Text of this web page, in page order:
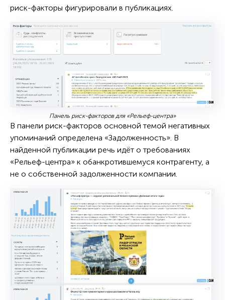
риск-факторы фигурировали в публикациях.
Панель риск-факторов для «Рельеф-центра»
В панели риск-факторов основной темой негативных
упоминаний определена «Задолженность». В
найденной публикации речь идёт о требованиях
«Рельеф-центра» к обанкротившемуся контрагенту, а
не о собственной задолженности компании.